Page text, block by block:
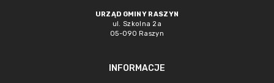
URZĄD GMINY RASZYN
ul. Szkolna 2a
05-090 Raszyn
INFORMACJE